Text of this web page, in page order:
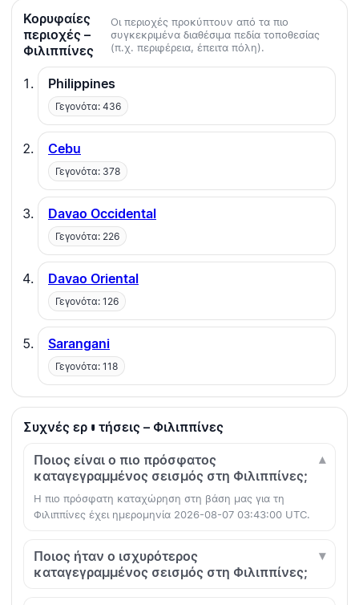
Κορυφαίες
περιοχές –
Φιλιππίνες
Οι περιοχές προκύπτουν από τα πιο
συγκεκριμένα διαθέσιμα πεδία τοποθεσίας
(π.χ. περιφέρεια, έπειτα πόλη).
Philippines
Γεγονότα: 436
Cebu
Γεγονότα: 378
Davao Occidental
Γεγονότα: 226
Davao Oriental
Γεγονότα: 126
Sarangani
Γεγονότα: 118
Συχνές ερωτήσεις – Φιλιππίνες
Ποιος είναι ο πιο πρόσφατος
καταγεγραμμένος σεισμός στη Φιλιππίνες;
Η πιο πρόσφατη καταχώρηση στη βάση μας για τη
Φιλιππίνες έχει ημερομηνία 2026-08-07 03:43:00 UTC.
Ποιος ήταν ο ισχυρότερος
καταγεγραμμένος σεισμός στη Φιλιππίνες;